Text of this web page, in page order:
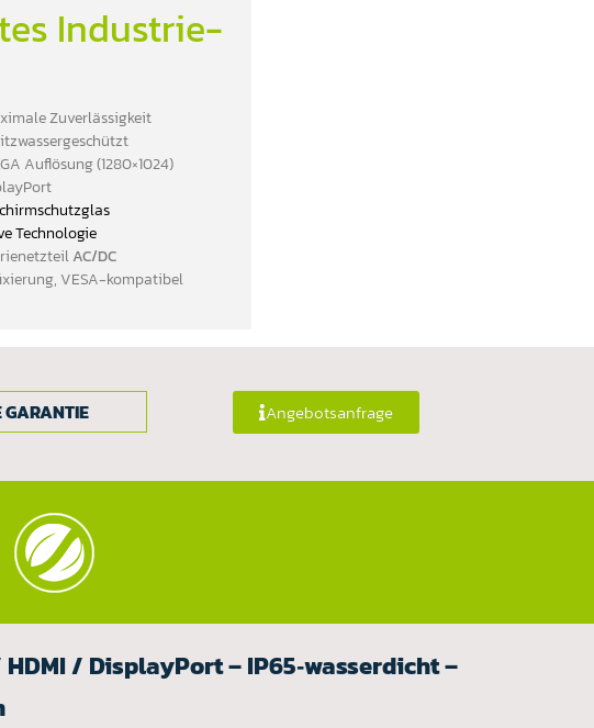
Industrie-
Zuverlässigkeit
Auflösung (1280×1024)
Technologie
AC/DC
VESA-kompatibel
GARANTIE Angebotsanfrage
/ DisplayPort – IP65‑wasserdicht –